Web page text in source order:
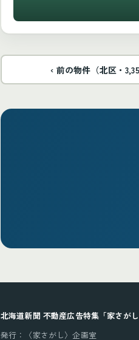
‹ 前の物件（北区・
北海道新聞 不動産広告特集「家さがし
発行：〈家さがし〉企画室